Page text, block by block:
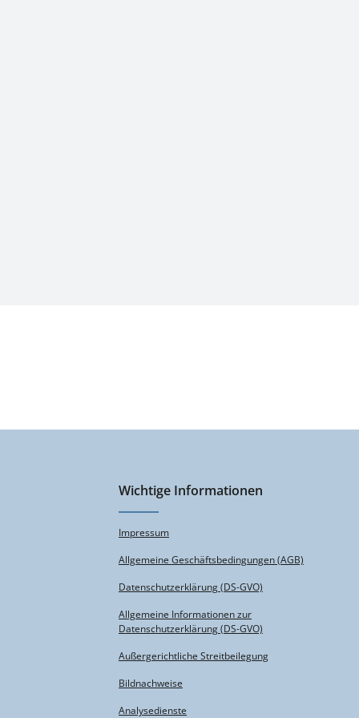
Wichtige Informationen
Impressum
Allgemeine Geschäftsbedingungen (AGB)
Datenschutzerklärung (DS-GVO)
Allgemeine Informationen zur
Datenschutzerklärung (DS-GVO)
Außergerichtliche Streitbeilegung
Bildnachweise
Analysedienste